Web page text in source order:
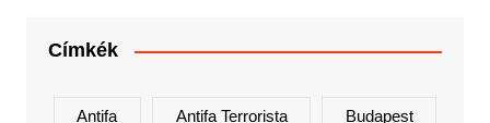
Címkék
Antifa Antifa Terrorista Budapest